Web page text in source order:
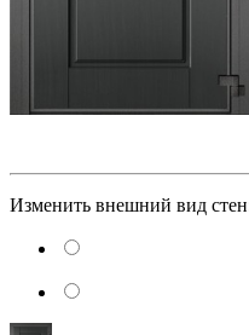
Изменить внешний вид